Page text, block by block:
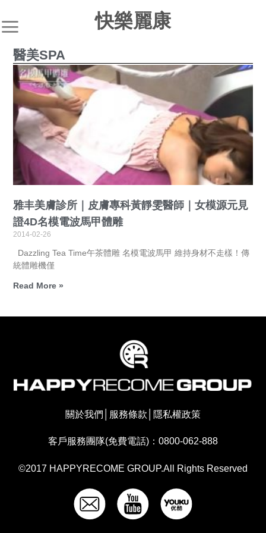
快樂麗康
醫美SPA
雅丰美膚診所｜皮膚專科黃靜雯醫師｜女模源元見
證4D名模電波馬甲體雕
2014-02-26
Dazzling Tea Time午茶體雕 名模電波馬甲 維持身材不走樣！傳
統體雕機僅
Read More »
關於我們 服務條款 隱私權政策
客戶服務團隊(免費電話)：0800-062-888
©2017 HAPPYRECOME GROUP.All Rights Reserved